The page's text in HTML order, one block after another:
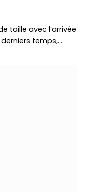
taille avec l’arrivée
derniers temps,…